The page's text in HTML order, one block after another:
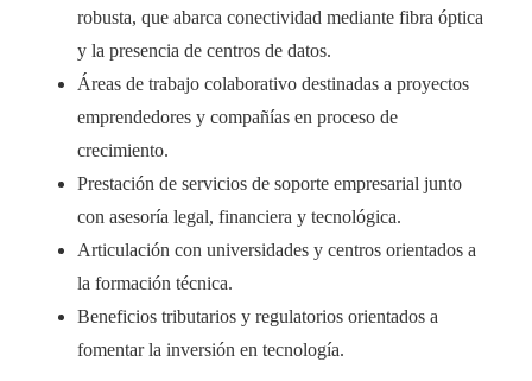
robusta, que abarca conectividad mediante fibra óptica
y la presencia de centros de datos.
Áreas de trabajo colaborativo destinadas a proyectos
emprendedores y compañías en proceso de
crecimiento.
Prestación de servicios de soporte empresarial junto
con asesoría legal, financiera y tecnológica.
Articulación con universidades y centros orientados a
la formación técnica.
Beneficios tributarios y regulatorios orientados a
fomentar la inversión en tecnología.